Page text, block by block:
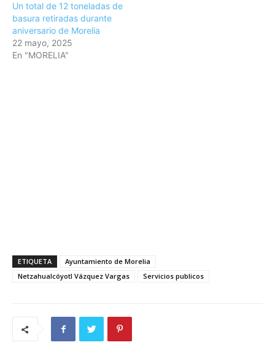
Un total de 12 toneladas de
basura retiradas durante
aniversario de Morelia
22 mayo, 2025
En "MORELIA"
ETIQUETA
Ayuntamiento de Morelia
Netzahualcóyotl Vázquez Vargas
Servicios publicos